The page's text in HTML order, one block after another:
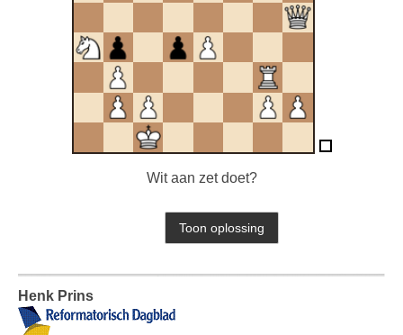
Wit aan zet doet?
Henk Prins